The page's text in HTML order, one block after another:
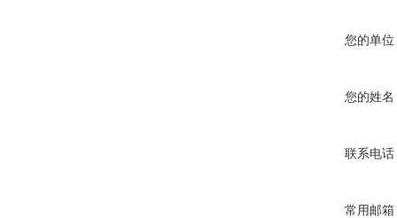
您的单位
您的姓名
联系电话
常用邮箱